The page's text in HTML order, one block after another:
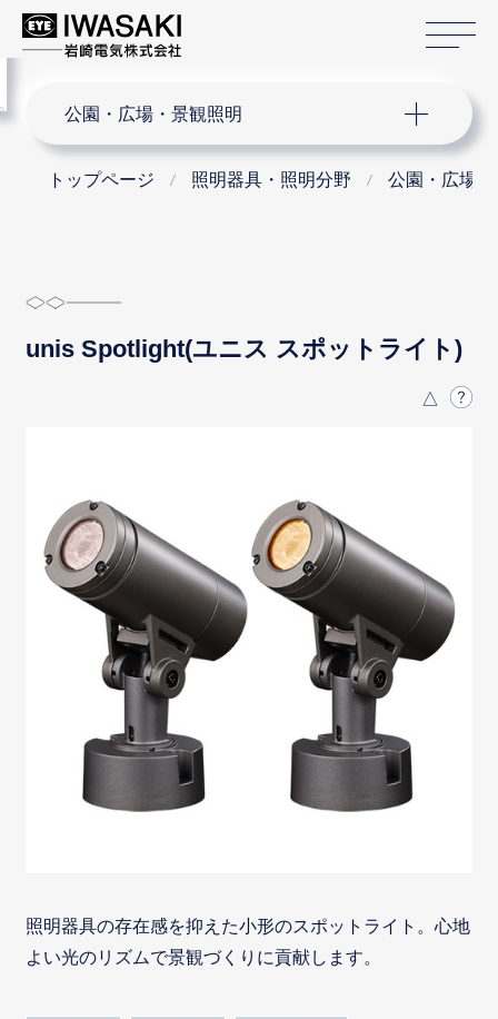
公園・広場・景観照明
トップページ 照明器具・照明分野 公園・広場
unis Spotlight(ユニス スポットライト)
△
照明器具の存在感を抑えた小形のスポットライト。心地
よい光のリズムで景観づくりに貢献します。
menu